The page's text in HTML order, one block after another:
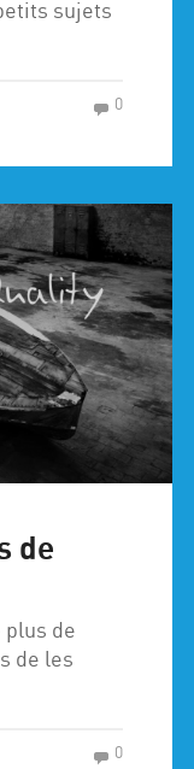
sujets
0
de
plus de
de les
0